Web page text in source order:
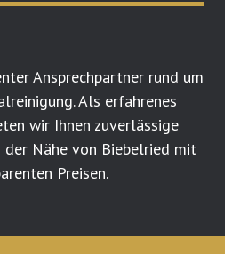
Ansprechpartner rund um
Als erfahrenes
wir Ihnen zuverlässige
Nähe von Biebelried mit
Preisen.